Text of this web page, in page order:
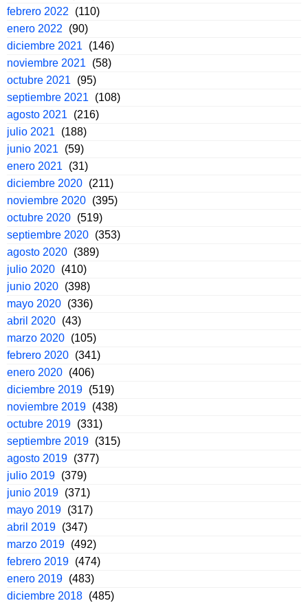
febrero 2022
(110)
enero 2022
(90)
diciembre 2021
(146)
noviembre 2021
(58)
octubre 2021
(95)
septiembre 2021
(108)
agosto 2021
(216)
julio 2021
(188)
junio 2021
(59)
enero 2021
(31)
diciembre 2020 (211)
noviembre 2020 (395)
octubre 2020 (519)
septiembre 2020 (353)
agosto 2020 (389)
julio 2020 (410)
junio 2020 (398)
mayo 2020 (336)
abril 2020 (43)
marzo 2020 (105)
febrero 2020 (341)
enero 2020 (406)
diciembre 2019 (519)
noviembre 2019 (438)
octubre 2019 (331)
septiembre 2019 (315)
agosto 2019 (377)
julio 2019 (379)
junio 2019 (371)
mayo 2019 (317)
abril 2019 (347)
marzo 2019 (492)
febrero 2019 (474)
enero 2019 (483)
diciembre 2018 (485)